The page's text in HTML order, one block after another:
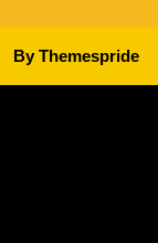
By Themespride